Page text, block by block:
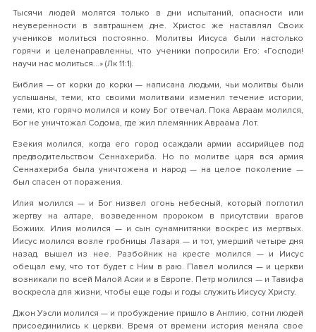
Тысячи людей молятся только в дни испытаний, опасности или
неуверенности в завтрашнем дне. Христос же наставлял Своих
учеников молиться постоянно. Молитвы Иисуса были настолько
горячи и целенаправленны, что ученики попросили Его: «Господи!
научи нас молиться...» (Лк 11:1).
Библия — от корки до корки — написана людьми, чьи молитвы были
услышаны, теми, кто своими молитвами изменил течение истории,
теми, кто горячо молился и кому Бог отвечал. Пока Авраам молился,
Бог не уничтожал Содома, где жил племянник Авраама Лот.
Езекия молился, когда его город осаждали армии ассирийцев под
предводительством Сеннахериба. Но по молитве царя вся армия
Сеннахериба была уничтожена и народ — на целое поколение —
был спасен от поражения.
Илия молился — и Бог низвел огонь небесный, который поглотил
жертву на алтаре, возведенном пророком в присутствии врагов
Божиих. Илия молился — и сын сунамнитянки воскрес из мертвых.
Иисус молился возле гробницы Лазаря — и тот, умерший четыре дня
назад, вышел из нее. Разбойник на кресте молился — и Иисус
обещал ему, что тот будет с Ним в раю. Павел молился — и церкви
возникали по всей Малой Асии и в Европе. Петр молился — и Тавифа
воскресла для жизни, чтобы еще годы и годы служить Иисусу Христу.
Джон Уэсли молился — и пробуждение пришло в Англию, сотни людей
присоединились к церкви. Время от времени история меняла свое